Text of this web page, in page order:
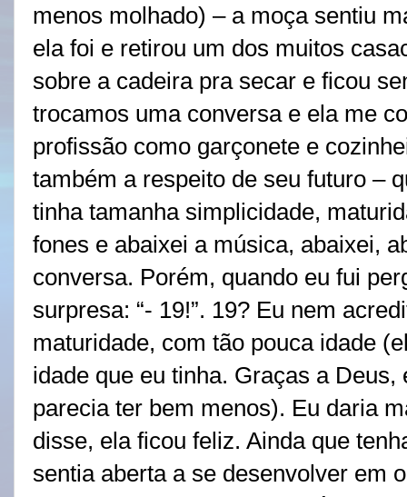
menos molhado) – a moça sentiu
ela foi e retirou um dos muitos
sobre a cadeira pra secar e ficou
trocamos uma conversa e ela me
profissão como garçonete e
também a respeito de seu futuro –
tinha tamanha simplicidade,
fones e abaixei a música, abaixei,
conversa. Porém, quando eu fui
surpresa: “- 19!”. 19? Eu nem
maturidade, com tão pouca idade
idade que eu tinha. Graças a
parecia ter bem menos). Eu daria
disse, ela ficou feliz. Ainda que
sentia aberta a se desenvolver em